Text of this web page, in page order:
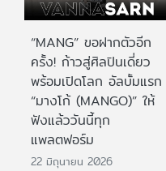
“MANG” ขอฝากตัวอีก
ครั้ง! ก้าวสู่ศิลปินเดี่ยว
พร้อมเปิดโลก อัลบั้มแรก
“มางโก้ (MANGO)” ให้
ฟังแล้ววันนี้ทุก
แพลตฟอร์ม
22 มิถุนายน 2026